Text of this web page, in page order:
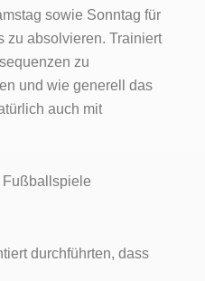
sowie Sonntag für
zu absolvieren. Trainiert
zu
und wie generell das
auch mit
Fußballspiele
durchführten, dass